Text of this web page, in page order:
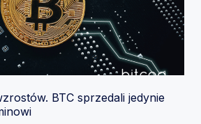
BTC sprzedali jedynie